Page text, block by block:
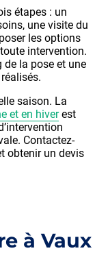
étapes : un
une visite du
les options
intervention.
la pose et une
saison. La
et en hiverest
Contactez-
obtenir un devis
à Vaux